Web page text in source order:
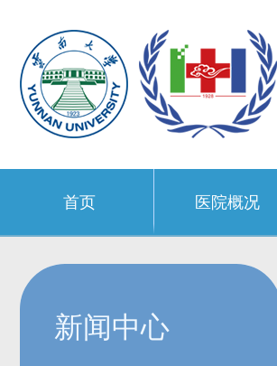
首页 医院概况
新闻中心